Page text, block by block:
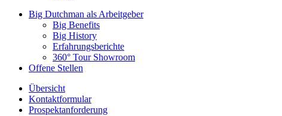
Big Dutchman als Arbeitgeber
Big Benefits
Big History
Erfahrungsberichte
360° Tour Showroom
Offene Stellen
Übersicht
Kontaktformular
Prospektanforderung